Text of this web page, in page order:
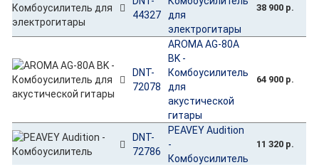
44327
для
электрогитары
38 900 р.
DNT-
72078
AROMA AG-80A
BK -
Комбоусилитель
для
акустической
гитары
64 900 р.
DNT-
72786
PEAVEY Audition
-
Комбоусилитель
11 320 р.